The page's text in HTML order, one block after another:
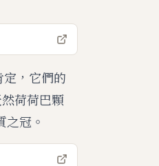
，它們的
荷荷巴顆
冠。